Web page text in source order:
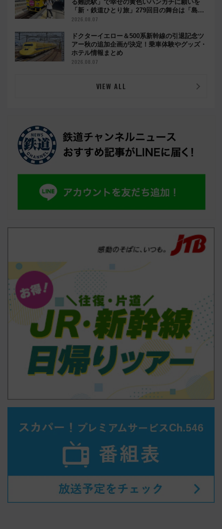
る難読駅」で幸せの黄色いハンカチに願いを
「新・鉄道ひとり旅」279回目の舞台は「島原
鉄道」
2026.08.07
ドクターイエロー＆500系新幹線の引退記念ツ
アー秋の追加企画が決定！乗車体験やグッズ・
ホテル情報まとめ
2026.08.07
VIEW ALL